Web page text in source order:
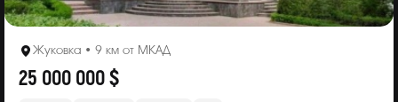
Жуковка • 9 км от МКАД
25 000 000 $